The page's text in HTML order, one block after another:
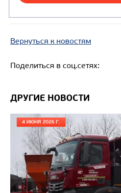
Вернуться к новостям
Поделиться в соц.сетях:
ДРУГИЕ НОВОСТИ
4 ИЮНЯ 2026 Г.